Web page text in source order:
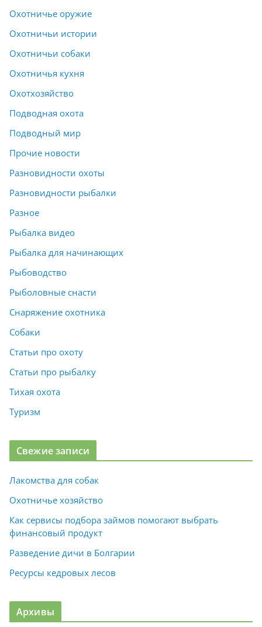
Охотничье оружие
Охотничьи истории
Охотничьи собаки
Охотничья кухня
Охотхозяйство
Подводная охота
Подводный мир
Прочие новости
Разновидности охоты
Разновидности рыбалки
Разное
Рыбалка видео
Рыбалка для начинающих
Рыбоводство
Рыболовные снасти
Снаряжение охотника
Собаки
Статьи про охоту
Статьи про рыбалку
Тихая охота
Туризм
Свежие записи
Лакомства для собак
Охотничье хозяйство
Как сервисы подбора займов помогают выбрать
финансовый продукт
Разведение дичи в Болгарии
Ресурсы кедровых лесов
Архивы